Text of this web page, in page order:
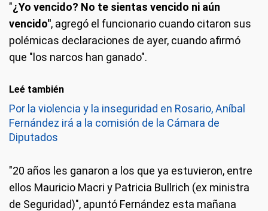
"¿Yo vencido? No te sientas vencido ni aún
vencido", agregó el funcionario cuando citaron sus
polémicas declaraciones de ayer, cuando afirmó
que "los narcos han ganado".
Leé también
Por la violencia y la inseguridad en Rosario, Aníbal
Fernández irá a la comisión de la Cámara de
Diputados
"20 años les ganaron a los que ya estuvieron, entre
ellos Mauricio Macri y Patricia Bullrich (ex ministra
de Seguridad)", apuntó Fernández esta mañana